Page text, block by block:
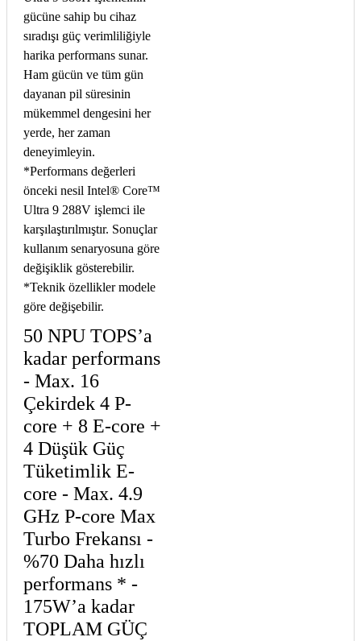
gücüne sahip bu cihaz
sıradışı güç verimliliğiyle
harika performans sunar.
Ham gücün ve tüm gün
dayanan pil süresinin
mükemmel dengesini her
yerde, her zaman
deneyimleyin.
*Performans değerleri
önceki nesil Intel® Core™
Ultra 9 288V işlemci ile
karşılaştırılmıştır. Sonuçlar
kullanım senaryosuna göre
değişiklik gösterebilir.
*Teknik özellikler modele
göre değişebilir.
50 NPU TOPS’a
kadar performans
- Max. 16
Çekirdek 4 P-
core + 8 E-core +
4 Düşük Güç
Tüketimlik E-
core - Max. 4.9
GHz P-core Max
Turbo Frekansı -
%70 Daha hızlı
performans * -
175W’a kadar
TOPLAM GÜÇ